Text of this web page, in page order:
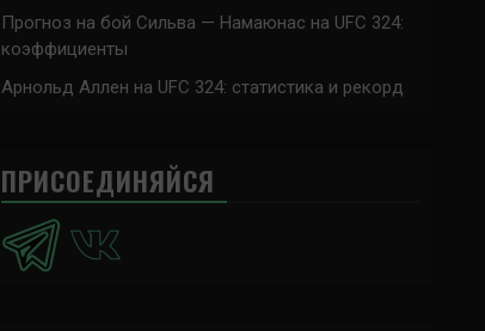
Прогноз на бой Сильва — Намаюнас на UFC 324:
коэффициенты
Арнольд Аллен на UFC 324: статистика и рекорд
ПРИСОЕДИНЯЙСЯ